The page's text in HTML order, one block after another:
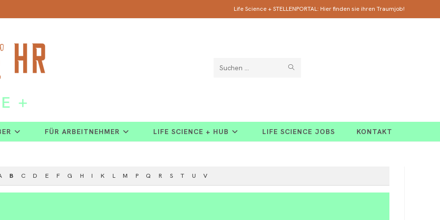
Life Science + STELLENPORTAL: Hier finden sie ihren Traumjob!
Diese
FÜR ARBEITNEHMER LIFE SCIENCE + HUB LIFE SCIENCE JOBS KONTAKT
B C D E F G H I K L M P Q R S T U V